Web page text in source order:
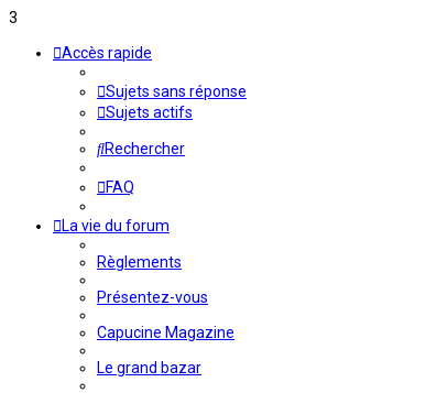
3
Accès rapide
Sujets sans réponse
Sujets actifs
Rechercher
FAQ
La vie du forum
Règlements
Présentez-vous
Capucine Magazine
Le grand bazar